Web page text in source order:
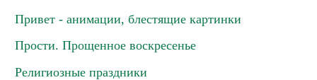
Привет - анимации, блестящие картинки
Прости. Прощенное воскресенье
Религиозные праздники